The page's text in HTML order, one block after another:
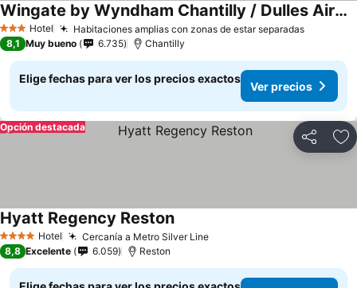
3 Estrellas
Hotel Habitaciones amplias con zonas de estar separadas
Wingate by Wyndham Chantilly / Dulles Airport
8,1 Muy bueno 6.735 Chantilly
Elige fechas para ver los precios exactos
Ver precios
Compartir
Opción destacada
4 EstrellasHotel Cercanía a Metro Silver Line
Hyatt Regency Reston
8,8 Excelente 6.059 Reston